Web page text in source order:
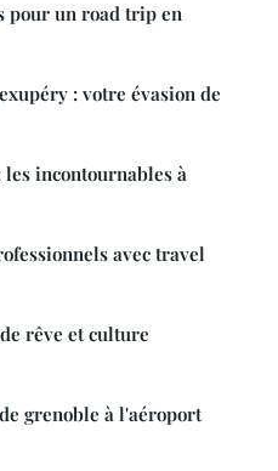
pour un road trip en
: votre évasion de
incontournables à
avec travel
rêve et culture
grenoble à l'aéroport